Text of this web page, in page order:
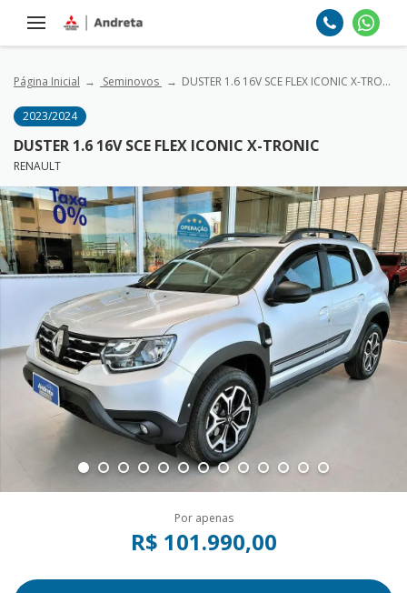
Página Inicial Seminovos DUSTER 1.6 16V SCE FLEX ICONIC X-TRONIC
2023/2024
DUSTER 1.6 16V SCE FLEX ICONIC X-TRONIC
RENAULT
Por apenas
R$ 101.990,00